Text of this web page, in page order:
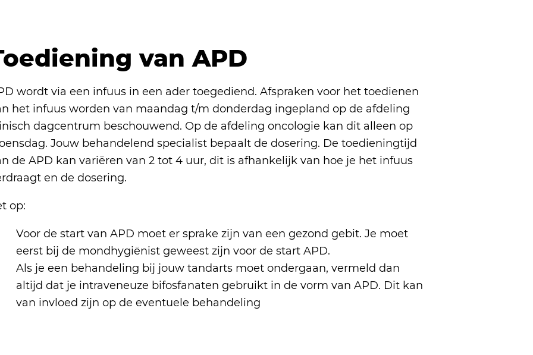
van APD
wordt via een infuus in een ader toegediend. Afspraken voor het toedienen
het infuus worden van maandag t/m donderdag ingepland op de afdeling
dagcentrum beschouwend. Op de afdeling oncologie kan dit alleen op
Jouw behandelend specialist bepaalt de dosering. De toedieningtijd
de APD kan variëren van 2 tot 4 uur, dit is afhankelijk van hoe je het infuus
en de dosering.
op:
Voor de start van APD moet er sprake zijn van een gezond gebit. Je moet
eerst bij de mondhygiënist geweest zijn voor de start APD.
Als je een behandeling bij jouw tandarts moet ondergaan, vermeld dan
altijd dat je intraveneuze bifosfanaten gebruikt in de vorm van APD. Dit kan
van invloed zijn op de eventuele behandeling